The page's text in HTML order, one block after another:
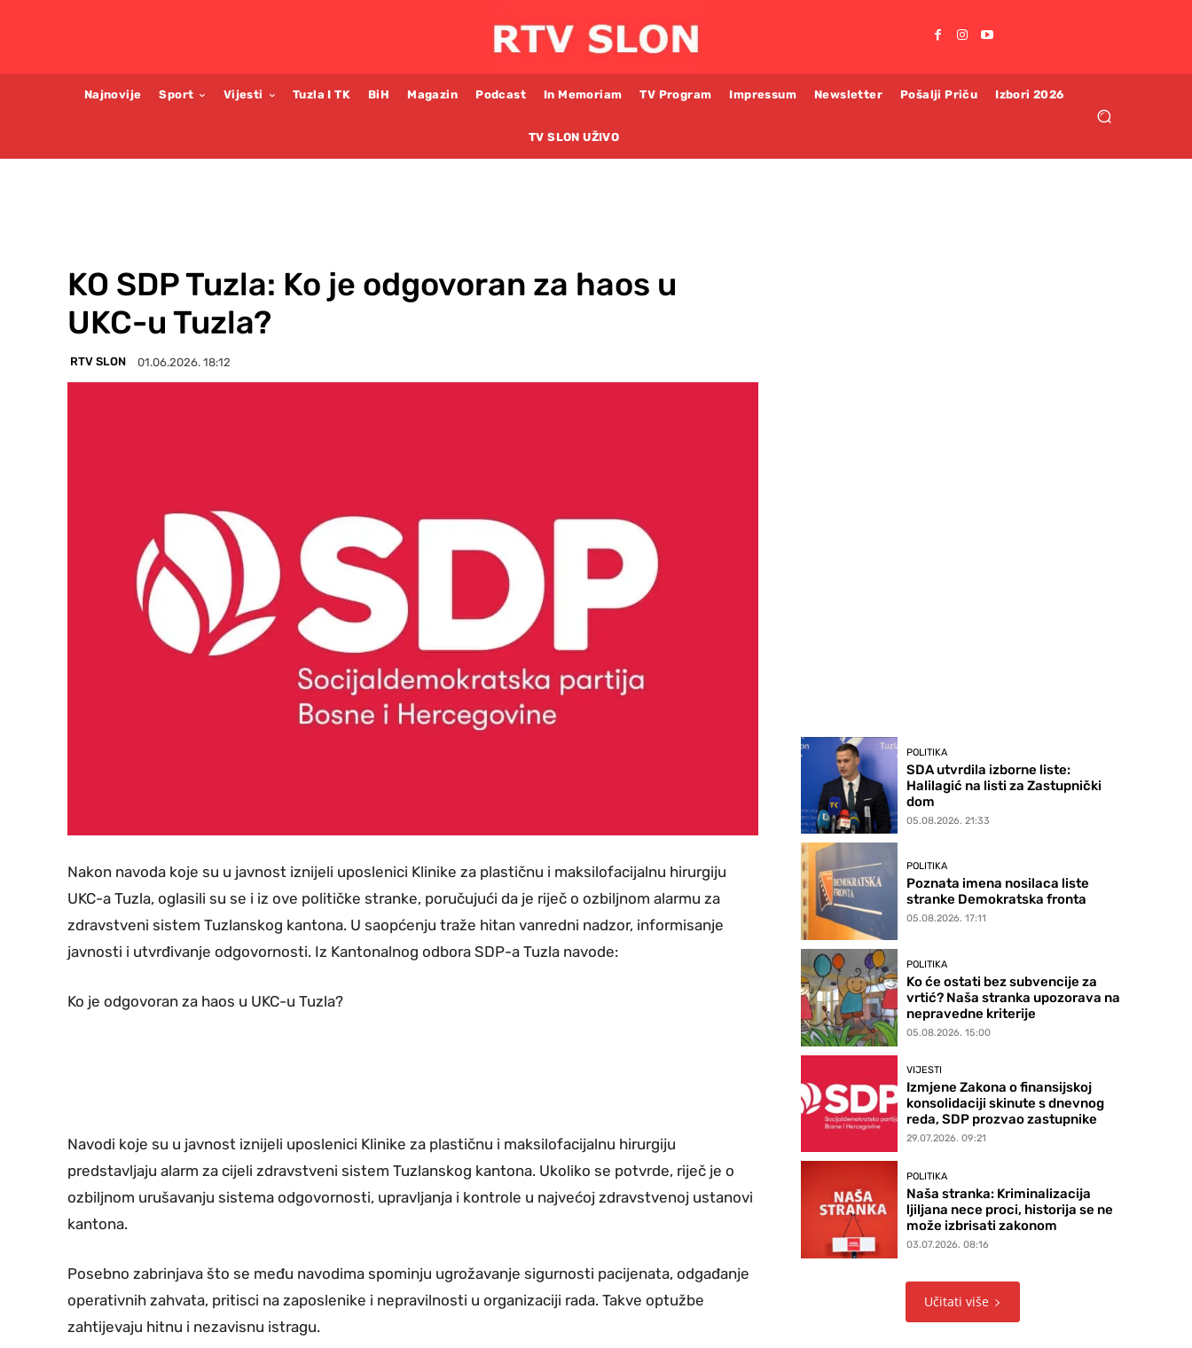
Najnovije Sport Vijesti Tuzla I TK BiH Magazin Podcast In Memoriam TV Program Impressum Newsletter Pošalji Priču Izbori 2026
TV SLON UŽIVO
KO SDP Tuzla: Ko je odgovoran za haos u
UKC-u Tuzla?
RTV SLON 01.06.2026. 18:12
Nakon navoda koje su u javnost iznijeli uposlenici Klinike za plastičnu i maksilofacijalnu hirurgiju
UKC-a Tuzla, oglasili su se i iz ove političke stranke, poručujući da je riječ o ozbiljnom alarmu za
zdravstveni sistem Tuzlanskog kantona. U saopćenju traže hitan vanredni nadzor, informisanje
javnosti i utvrđivanje odgovornosti. Iz Kantonalnog odbora SDP-a Tuzla navode:
Ko je odgovoran za haos u UKC-u Tuzla?
Navodi koje su u javnost iznijeli uposlenici Klinike za plastičnu i maksilofacijalnu hirurgiju
predstavljaju alarm za cijeli zdravstveni sistem Tuzlanskog kantona. Ukoliko se potvrde, riječ je o
ozbiljnom urušavanju sistema odgovornosti, upravljanja i kontrole u najvećoj zdravstvenoj ustanovi
kantona.
Posebno zabrinjava što se među navodima spominju ugrožavanje sigurnosti pacijenata, odgađanje
operativnih zahvata, pritisci na zaposlenike i nepravilnosti u organizaciji rada. Takve optužbe
zahtijevaju hitnu i nezavisnu istragu.
POLITIKA
SDA utvrdila izborne liste:
Halilagić na listi za Zastupnički
dom
05.08.2026. 21:33
POLITIKA
Poznata imena nosilaca liste
stranke Demokratska fronta
05.08.2026. 17:11
POLITIKA
Ko će ostati bez subvencije za
vrtić? Naša stranka upozorava na
nepravedne kriterije
05.08.2026. 15:00
VIJESTI
Izmjene Zakona o finansijskoj
konsolidaciji skinute s dnevnog
reda, SDP prozvao zastupnike
29.07.2026. 09:21
POLITIKA
Naša stranka: Kriminalizacija
ljiljana nece proci, historija se ne
može izbrisati zakonom
03.07.2026. 08:16
Učitati više